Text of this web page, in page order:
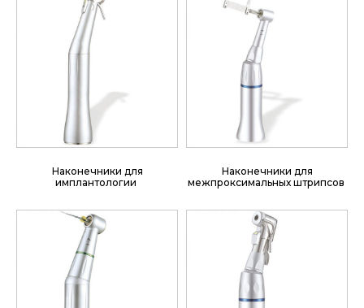
Наконечники для
имплантологии
Наконечники для
межпроксимальных штрипсов